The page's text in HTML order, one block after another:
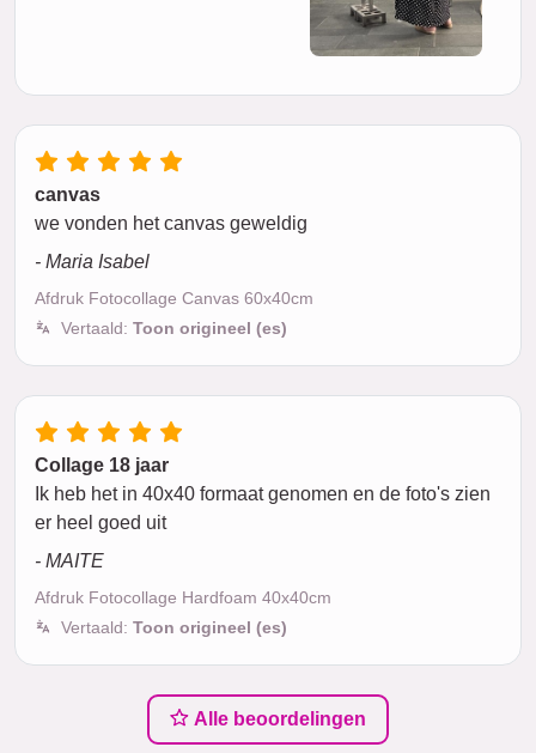
canvas
we vonden het canvas geweldig
- Maria Isabel
Afdruk Fotocollage Canvas 60x40cm
Vertaald: Toon origineel (es)
Collage 18 jaar
Ik heb het in 40x40 formaat genomen en de foto's zien
er heel goed uit
- MAITE
Afdruk Fotocollage Hardfoam 40x40cm
Vertaald: Toon origineel (es)
Alle beoordelingen